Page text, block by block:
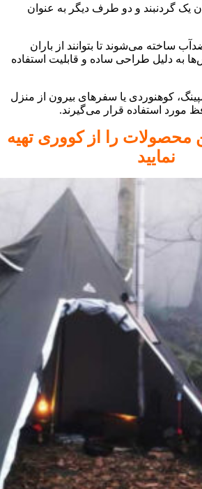
یک گردنبند و دو طرف دیگر به عنوان
ساخته می‌شوند تا بتوانند از باران
به دلیل طراحی ساده و قابلیت استفاده
کوهنوردی یا سفرهای بیرون از منزل
مورد استفاده قرار می‌گیرند.
محصولات را از کووری تهیه
نمایید